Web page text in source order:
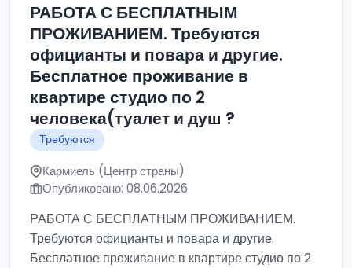
РАБОТА С БЕСПЛАТНЫМ
ПРОЖИВАНИЕМ. Требуются
официанты и повара и другие.
Бесплатное проживание в
квартире студио по 2
человека(туалет и душ ?
Требуются
Кармиель (Центр страны)
Опубликовано: 08.06.2026
РАБОТА С БЕСПЛАТНЫМ ПРОЖИВАНИЕМ.
Требуются официанты и повара и другие.
Бесплатное проживание в квартире студио по 2